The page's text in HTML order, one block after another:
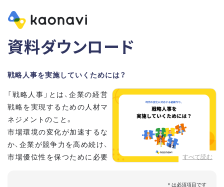
資料ダウンロード
戦略人事を実施していくためには？
すべて読む
「戦略人事」とは、企業の経営
戦略を実現するための人材マ
ネジメントのこと。
市場環境の変化が加速するな
か、企業が競争力を高め続け、
市場優位性を保つために必要